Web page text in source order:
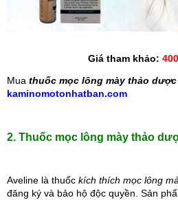
Giá tham khảo:
Mua thuốc mọc lông mày thảo dược
kaminomotonhatban.com
2. Thuốc mọc lông mày thảo
Aveline là thuốc kích thích mọc lông
đăng ký và bảo hộ độc quyền. Sản